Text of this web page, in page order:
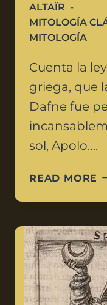
ALTAÏR
MITOLOGÍA
MITOLOGÍA
Cuenta la
griega, que
Dafne fue
sol, Apolo….
READ MORE